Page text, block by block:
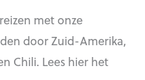
met onze
door Zuid-Amerika,
Chili. Lees hier het